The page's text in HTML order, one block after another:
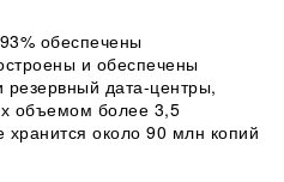
обеспечены
и обеспечены
дата-центры,
объемом более 3,5
хранится около 90 млн копий